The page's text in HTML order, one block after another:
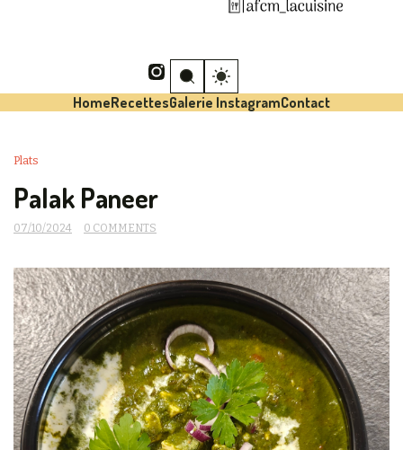
HomeRecettesGalerie InstagramContact
Plats
Palak Paneer
07/10/2024 0 COMMENTS